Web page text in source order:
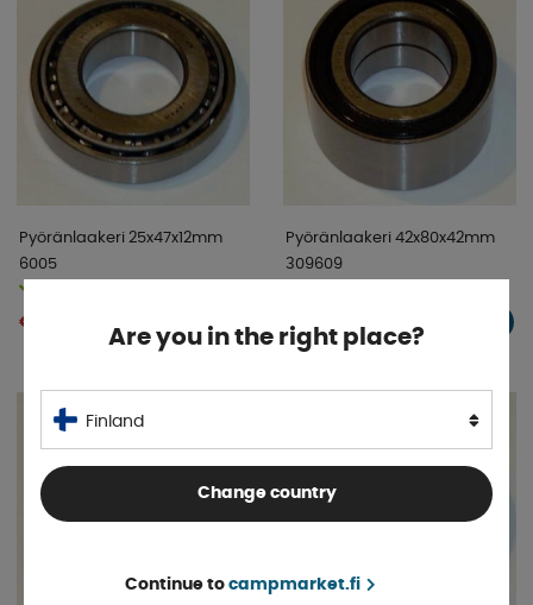
Pyöränlaakeri 25x47x12mm
6005
€ 8 .90 OSTA!
Pyöränlaakeri 42x80x42mm
309609
€ 54 .80
Are you in the right place?
Finland
Change country
Continue to campmarket.fi